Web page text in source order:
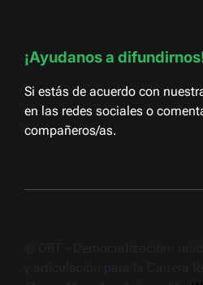
¡Ayudanos a
Si estás de acuerdo con
en las redes sociales o
compañeros/as.